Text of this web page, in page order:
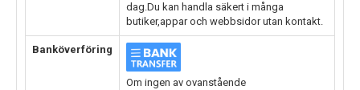
dag.Du kan handla säkert i många
butiker,appar och webbsidor utan kontakt.
Banköverföring
Om ingen av ovanstående